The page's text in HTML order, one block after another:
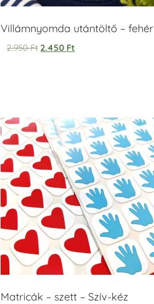
Villámnyomda utántöltő – fehér
2.950Ft 2.450 Ft
Matricák – szett – Szív-kéz